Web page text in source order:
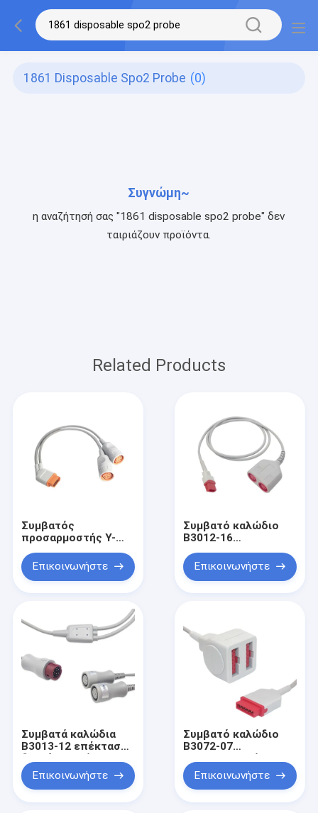
1861 Disposable Spo2 Probe (0)
Συγνώμη~
η αναζήτησή σας "1861 disposable spo2 probe" δεν
ταιριάζουν προϊόντα.
Related Products
Συμβατός
προσαρμοστής Υ-
καλωδίων drager-
Siemens καλώδιο
B3042-04
έως 10 καρφιτσών
Επικοινωνήστε
Συμβατό καλώδιο
B3012-16
προσαρμοστών 6pin
διπλό επικεφαλής
Spacelabs Ultraview
Επικοινωνήστε
Συμβατά καλώδια
B3013-12 επέκτασης
Mindray DS ΗΠΑ
Επικοινωνήστε
Συμβατό καλώδιο
B3072-07
υποδοχών IBP της
Γερμανίας Marquette
Επικοινωνήστε